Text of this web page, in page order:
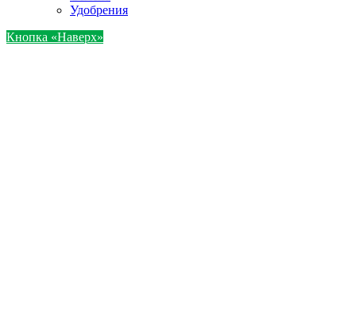
Удобрения
Кнопка «Наверх»